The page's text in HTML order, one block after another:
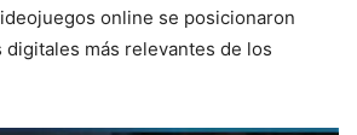
online se posicionaron
más relevantes de los